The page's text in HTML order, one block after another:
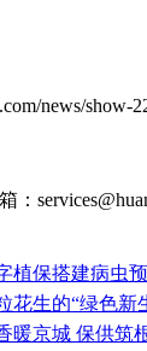
news/show-
植保搭建病虫
花生的“绿色
暖京城 保供筑